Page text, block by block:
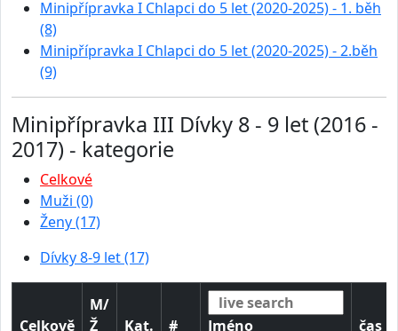
Minipřípravka I Chlapci do 5 let (2020-2025) - 1. běh
(8)
Minipřípravka I Chlapci do 5 let (2020-2025) - 2.běh
(9)
Minipřípravka III Dívky 8 - 9 let (2016 -
2017) - kategorie
Celkové
Muži (0)
Ženy (17)
Dívky 8-9 let (17)
Celkově
M/
Ž
Kat. # Jméno
čas